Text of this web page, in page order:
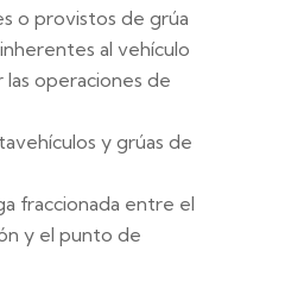
o provistos de grúa
al vehículo
las operaciones de
y grúas de
fraccionada entre el
y el punto de